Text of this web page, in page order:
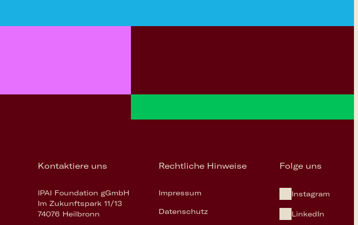
Kontaktiere uns
IPAI Foundation gGmbH
Im Zukunftspark 11/13
74076 Heilbronn
Rechtliche Hinweise
Impressum
Datenschutz
Folge uns
Instagram
LinkedIn